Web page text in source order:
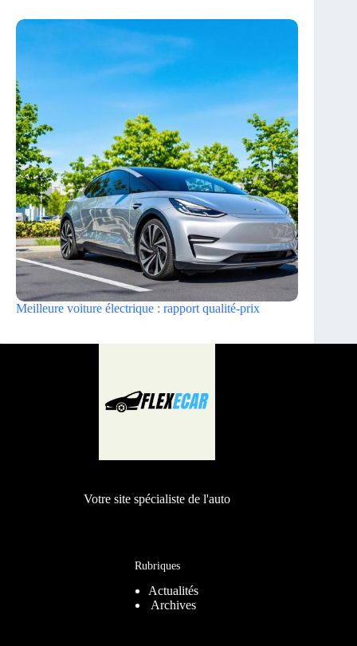
Meilleure voiture électrique : rapport qualité-prix
Votre site spécialiste de l'auto
Rubriques
Actualités
Archives